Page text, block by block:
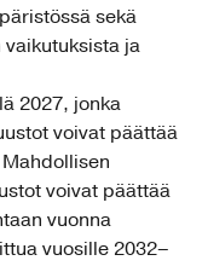
sekä
ja
2027, jonka
voivat päättää
voivat päättää
vuonna
vuosille 2032–